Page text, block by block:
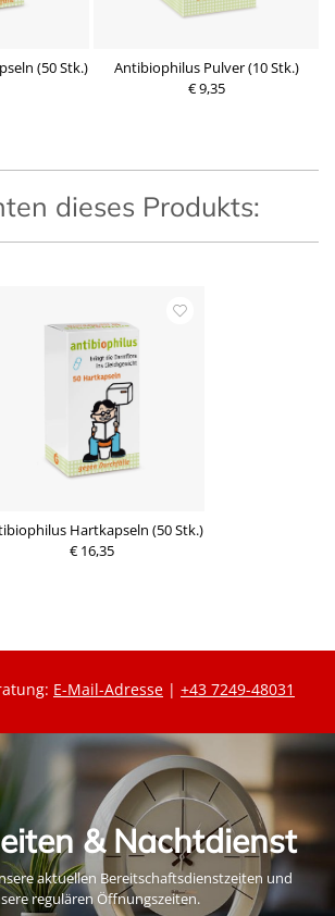
(50 Stk.)
Antibiophilus Pulver (10 Stk.)
€ 9,35
dieses Produkts:
Hartkapseln (50 Stk.)
€ 16,35
E-Mail-Adresse | +43 7249-48031
& Nachtdienst
aktuellen Bereitschaftsdienstzeiten und
regulären Öffnungszeiten.